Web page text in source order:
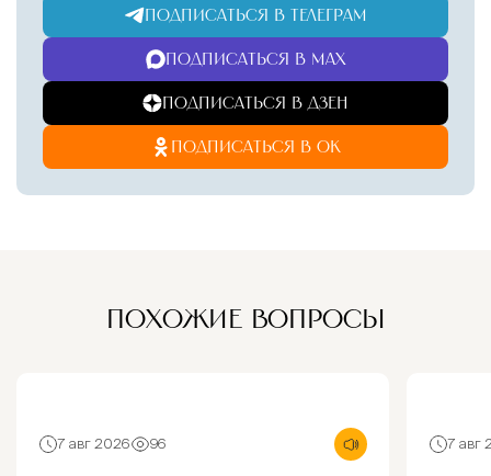
ПОДПИСАТЬСЯ В ТЕЛЕГРАМ
ПОДПИСАТЬСЯ В MAX
ПОДПИСАТЬСЯ В ДЗЕН
ПОДПИСАТЬСЯ В ОК
ПОХОЖИЕ ВОПРОСЫ
7 авг 2026 96 7 авг